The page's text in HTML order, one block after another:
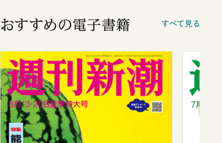
おすすめの電子書籍 すべて見る